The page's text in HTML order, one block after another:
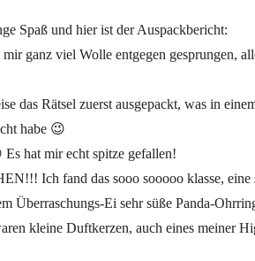
Spaß und hier ist der Auspackbericht:
ganz viel Wolle entgegen gesprungen,
das Rätsel zuerst ausgepackt, was in
habe 😉
hat mir echt spitze gefallen!
Ich fand das sooo sooooo klasse,
Überraschungs-Ei sehr süße Panda-
kleine Duftkerzen, auch eines meiner